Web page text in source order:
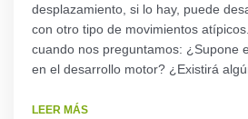
desplazamiento, si lo hay, puede
con otro tipo de movimientos
cuando nos preguntamos: ¿Supone
en el desarrollo motor? ¿Existirá
LEER MÁS